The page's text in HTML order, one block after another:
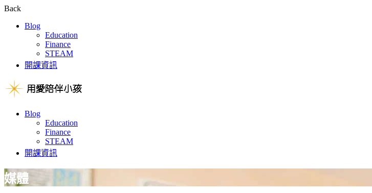
Back
Blog
Education
Finance
STEAM
開課資訊
Blog
Education
Finance
STEAM
開課資訊
媒體